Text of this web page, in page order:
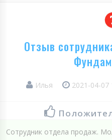
Отзыв
Илья 2021-04-07
Сотрудник отдела продаж.